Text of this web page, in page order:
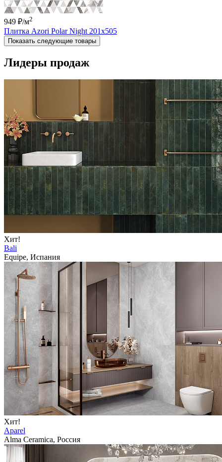
949 ₽/м2
Плитка Azori Polar Night 201x505
Показать следующие товары
Лидеры продаж
Хит!
Bali
Equipe, Испания
Хит!
Aparel
Alma Ceramica, Россия